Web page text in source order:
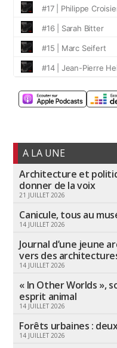
A LA UNE
Architecture et
donner de la voix
21 JUILLET 2026
Canicule, tous au
14 JUILLET 2026
Journal d’une jeune
vers des
14 JUILLET 2026
« In Other Worlds »,
esprit animal
14 JUILLET 2026
Forêts urbaines :
14 JUILLET 2026